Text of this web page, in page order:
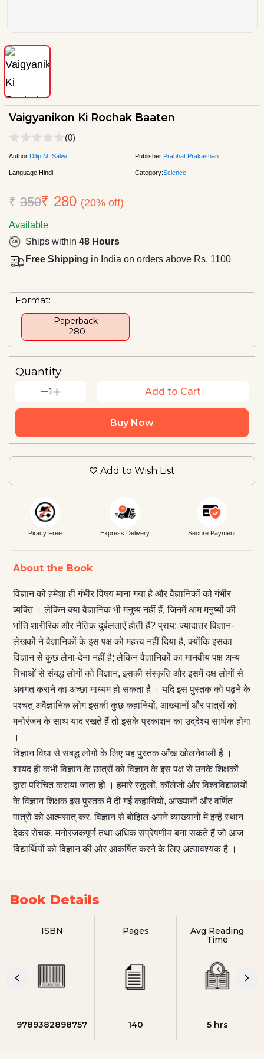
Vaigyanikon Ki Rochak Baaten
(0)
Author:Dilip M. Salwi Publisher:Prabhat Prakashan
Language:Hindi Category:Science
₹ 350₹ 280 (20% off)
Available
Ships within 48 Hours
Free Shipping in India on orders above Rs. 1100
Format:
Paperback
₹ 280
Quantity:
1 Add to Cart
Buy Now
Add to Wish List
Piracy Free Express Delivery Secure Payment
About the Book
विज्ञान को हमेशा ही गंभीर विषय माना गया है और वैज्ञानिकों को गंभीर
व्यक्‍त‌ि । लेकिन क्या वैज्ञानिक भी मनुष्य नहीं हैं, जिनमें आम मनुष्यों की
भांति शारीरिक और नैतिक दुर्बलताएँ होती हैं? प्राय: ज्यादातर विज्ञान-
लेखकों ने वैज्ञानिकों के इस पक्ष को महत्त्व नहीं दिया है, क्योंकि इसका
विज्ञान से कुछ लेना-देना नहीं है; लेकिन वैज्ञानिकों का मानवीय पक्ष अन्य
विधाओं से संबद्ध लोगों को विज्ञान, इसकी संस्कृति और इसमें दक्ष लोगों से
अवगत कराने का अच्छा माध्यम हो सकता है । यदि इस पुस्तक को पढ़ने के
पश्‍‍चत् अवैज्ञानिक लोग इसकी कुछ कहानियों, आख्यानों और पात्रों को
मनोरंजन के साथ याद रखते हैं तो इसके प्रकाशन का उद‍्देश्य सार्थक होगा
।
विज्ञान विधा से संबद्ध लोगों के लिए यह पुस्तक आँख खोलनेवाली है ।
शायद ही कभी विज्ञान के छात्रों को विज्ञान के इस पक्ष से उनके शिक्षकों
द्वारा परिचित कराया जाता हो । हमारे स्कूलों, कॉलेजों और विश्‍‍वविद्यालयों
के विज्ञान शिक्षक इस पुस्तक में दी गई कहानियों, आख्यानों और वर्णित
पात्रों को आत्मसात् कर, विज्ञान से बोझिल अपने व्याख्यानों में इन्हें स्थान
देकर रोचक, मनोरंजकपूर्ण तथा अधिक संप्रेषणीय बना सकते हैं जो आज
विद्यार्थियों को विज्ञान की ओर आकर्षित करने के लिए अत्यावश्यक है ।
Book Details
ISBN
9789382898757
Pages
140
Avg Reading
Time
5 hrs